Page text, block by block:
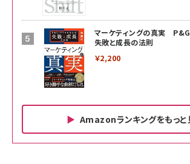
マーケティングの真実 P&G
失敗と成長の法則
￥2,200
Amazonランキングをもっと